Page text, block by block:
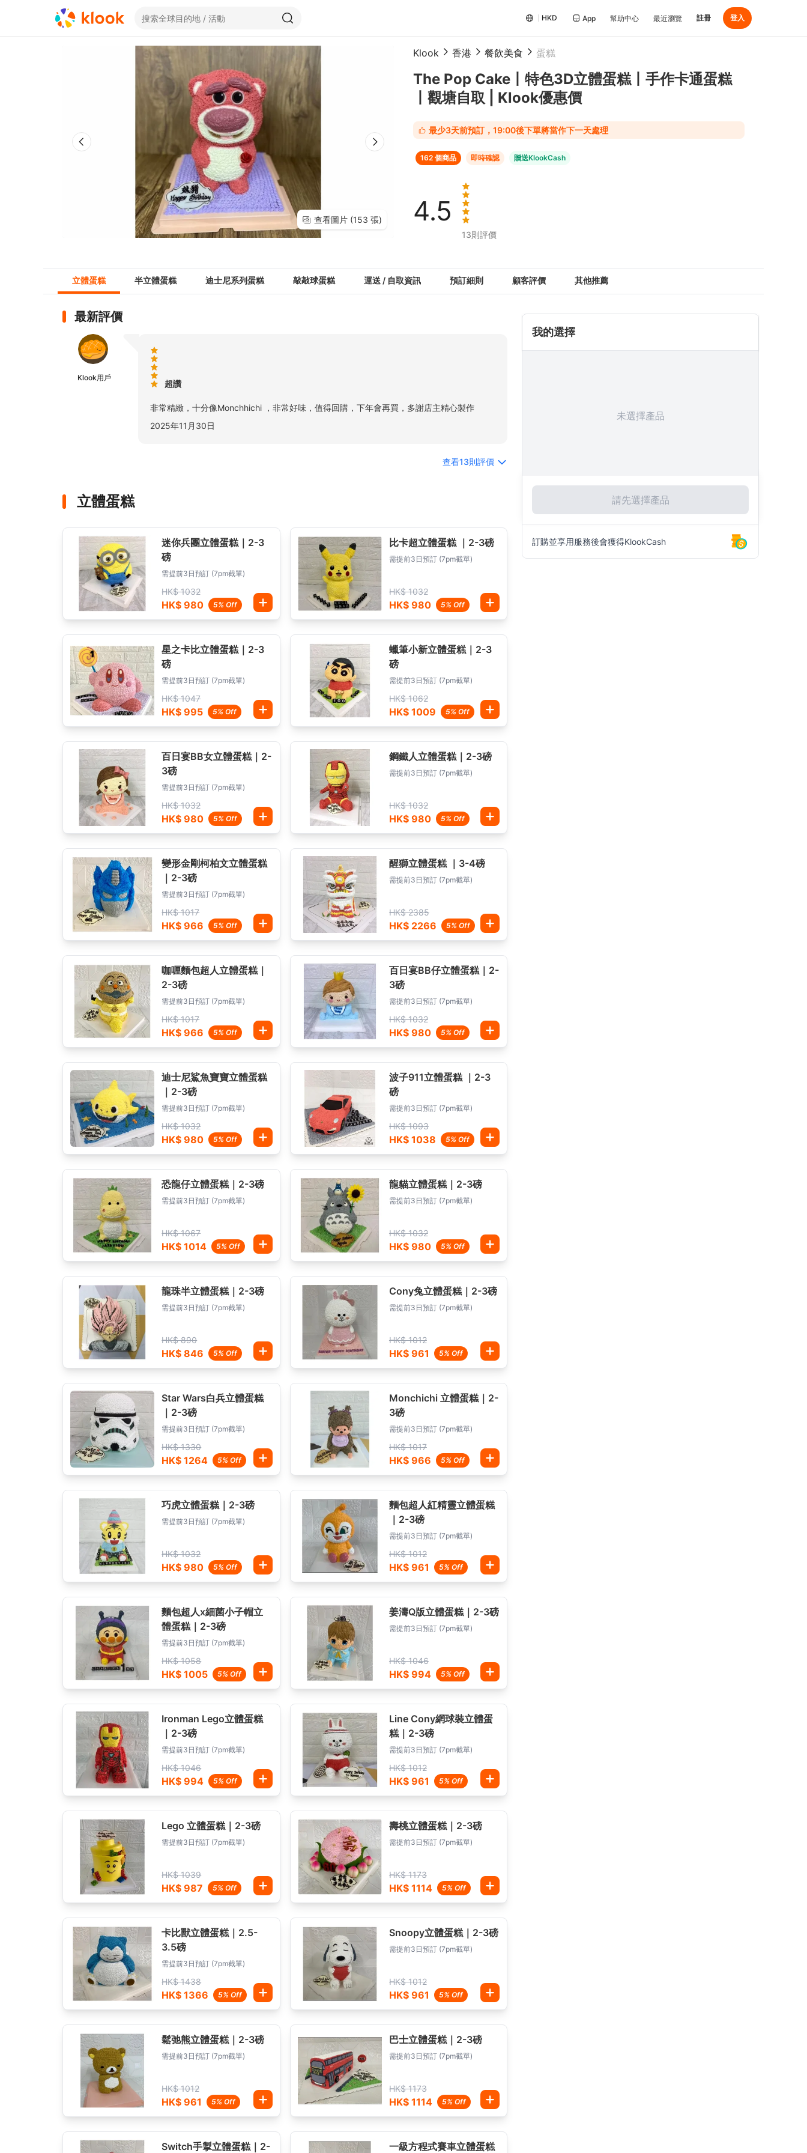
HKD App 幫助中心 最近瀏覽 註冊 登入
查看圖片 (153 張)
Klook 香港 餐飲美食 蛋糕
The Pop Cake丨特色3D立體蛋糕丨手作卡通蛋糕
丨觀塘自取 | Klook優惠價
最少3天前預訂，19:00後下單將當作下一天處理
162 個商品 即時確認 贈送KlookCash
4.5
13則評價
立體蛋糕 半立體蛋糕 迪士尼系列蛋糕 敲敲球蛋糕 運送 / 自取資訊 預訂細則 顧客評價 其他推薦
最新評價
Klook用戶
超讚
非常精緻，十分像Monchhichi ，非常好味，值得回購，下年會再買，多謝店主精心製作
2025年11月30日
查看13則評價
立體蛋糕
迷你兵團立體蛋糕｜2-3
磅
需提前3日預訂 (7pm截單)
HK$ 1032
HK$ 980 5% Off
比卡超立體蛋糕 ｜2-3磅
需提前3日預訂 (7pm截單)
HK$ 1032
HK$ 980 5% Off
星之卡比立體蛋糕｜2-3
磅
需提前3日預訂 (7pm截單)
HK$ 1047
HK$ 995 5% Off
蠟筆小新立體蛋糕｜2-3
磅
需提前3日預訂 (7pm截單)
HK$ 1062
HK$ 1009 5% Off
百日宴BB女立體蛋糕｜2-
3磅
需提前3日預訂 (7pm截單)
HK$ 1032
HK$ 980 5% Off
鋼鐵人立體蛋糕｜2-3磅
需提前3日預訂 (7pm截單)
HK$ 1032
HK$ 980 5% Off
變形金剛柯柏文立體蛋糕
｜2-3磅
需提前3日預訂 (7pm截單)
HK$ 1017
HK$ 966 5% Off
醒獅立體蛋糕 ｜3-4磅
需提前3日預訂 (7pm截單)
HK$ 2385
HK$ 2266 5% Off
咖喱麵包超人立體蛋糕｜
2-3磅
需提前3日預訂 (7pm截單)
HK$ 1017
HK$ 966 5% Off
百日宴BB仔立體蛋糕｜2-
3磅
需提前3日預訂 (7pm截單)
HK$ 1032
HK$ 980 5% Off
迪士尼鯊魚寶寶立體蛋糕
｜2-3磅
需提前3日預訂 (7pm截單)
HK$ 1032
HK$ 980 5% Off
波子911立體蛋糕 ｜2-3
磅
需提前3日預訂 (7pm截單)
HK$ 1093
HK$ 1038 5% Off
恐龍仔立體蛋糕｜2-3磅
需提前3日預訂 (7pm截單)
HK$ 1067
HK$ 1014 5% Off
龍貓立體蛋糕｜2-3磅
需提前3日預訂 (7pm截單)
HK$ 1032
HK$ 980 5% Off
龍珠半立體蛋糕｜2-3磅
需提前3日預訂 (7pm截單)
HK$ 890
HK$ 846 5% Off
Cony兔立體蛋糕｜2-3磅
需提前3日預訂 (7pm截單)
HK$ 1012
HK$ 961 5% Off
Star Wars白兵立體蛋糕
｜2-3磅
需提前3日預訂 (7pm截單)
HK$ 1330
HK$ 1264 5% Off
Monchichi 立體蛋糕｜2-
3磅
需提前3日預訂 (7pm截單)
HK$ 1017
HK$ 966 5% Off
巧虎立體蛋糕｜2-3磅
需提前3日預訂 (7pm截單)
HK$ 1032
HK$ 980 5% Off
麵包超人紅精靈立體蛋糕
｜2-3磅
需提前3日預訂 (7pm截單)
HK$ 1012
HK$ 961 5% Off
麵包超人x細菌小子帽立
體蛋糕｜2-3磅
需提前3日預訂 (7pm截單)
HK$ 1058
HK$ 1005 5% Off
姜濤Q版立體蛋糕｜2-3磅
需提前3日預訂 (7pm截單)
HK$ 1046
HK$ 994 5% Off
Ironman Lego立體蛋糕
｜2-3磅
需提前3日預訂 (7pm截單)
HK$ 1046
HK$ 994 5% Off
Line Cony網球裝立體蛋
糕｜2-3磅
需提前3日預訂 (7pm截單)
HK$ 1012
HK$ 961 5% Off
Lego 立體蛋糕｜2-3磅
需提前3日預訂 (7pm截單)
HK$ 1039
HK$ 987 5% Off
壽桃立體蛋糕｜2-3磅
需提前3日預訂 (7pm截單)
HK$ 1173
HK$ 1114 5% Off
卡比獸立體蛋糕｜2.5-
3.5磅
需提前3日預訂 (7pm截單)
HK$ 1438
HK$ 1366 5% Off
Snoopy立體蛋糕｜2-3磅
需提前3日預訂 (7pm截單)
HK$ 1012
HK$ 961 5% Off
鬆弛熊立體蛋糕｜2-3磅
需提前3日預訂 (7pm截單)
HK$ 1012
HK$ 961 5% Off
巴士立體蛋糕｜2-3磅
需提前3日預訂 (7pm截單)
HK$ 1173
HK$ 1114 5% Off
Switch手掣立體蛋糕｜2- 一級方程式賽車立體蛋糕
我的選擇
未選擇產品
請先選擇產品
訂購並享用服務後會獲得KlookCash